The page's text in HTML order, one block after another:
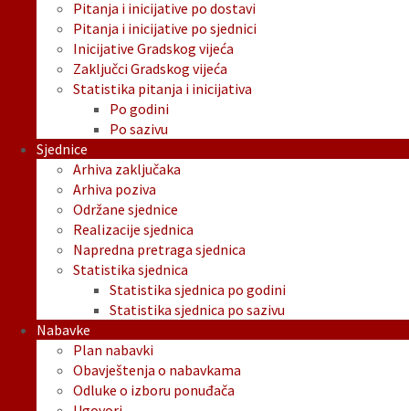
Pitanja i inicijative po dostavi
Pitanja i inicijative po sjednici
Inicijative Gradskog vijeća
Zaključci Gradskog vijeća
Statistika pitanja i inicijativa
Po godini
Po sazivu
Sjednice
Arhiva zaključaka
Arhiva poziva
Održane sjednice
Realizacije sjednica
Napredna pretraga sjednica
Statistika sjednica
Statistika sjednica po godini
Statistika sjednica po sazivu
Nabavke
Plan nabavki
Obavještenja o nabavkama
Odluke o izboru ponuđača